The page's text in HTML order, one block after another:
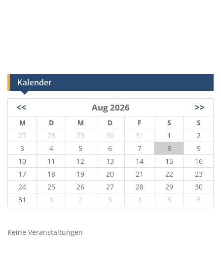
Kalender
<< Aug 2026 >>
M D M D F S
S
27
28 29 30 31 1
2
3
4 5 6 7 8
9
10
11 12 13 14 15
16
17
18 19 20 21 22
23
24
25 26 27 28 29
30
31
1 2 3 4 5 6
Keine Veranstaltungen